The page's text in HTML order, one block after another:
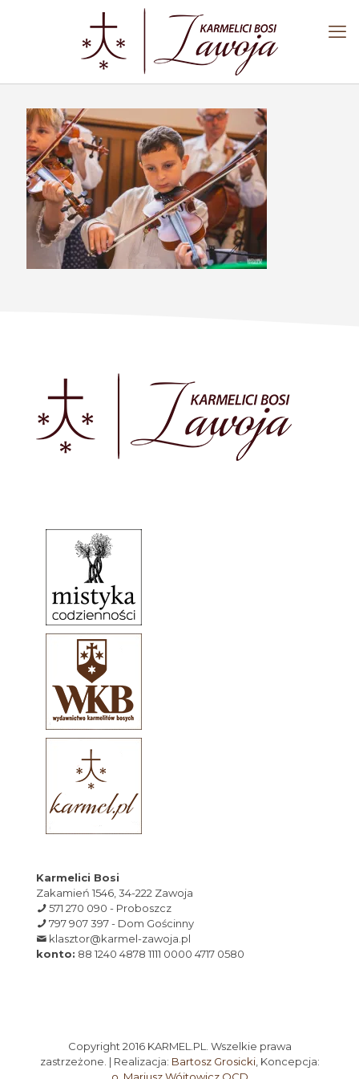
Karmelici Bosi
Zakamień 1546, 34-222 Zawoja
571 270 090 - Proboszcz
797 907 397 - Dom Gościnny
klasztor@karmel-zawoja.pl
konto: 88 1240 4878 1111 0000 4717 0580
Copyright 2016 KARMEL.PL. Wszelkie prawa
zastrzeżone. | Realizacja: Bartosz Grosicki, Koncepcja: